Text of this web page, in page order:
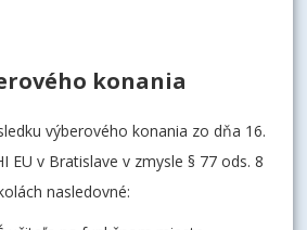
konania
výberového konania zo dňa 16.
EU v Bratislave v zmysle § 77 ods. 8
nasledovné: